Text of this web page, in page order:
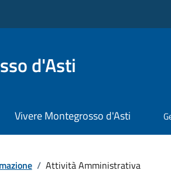
d'Asti
Vivere Montegrosso d'Asti
/ Attività Amministrativa